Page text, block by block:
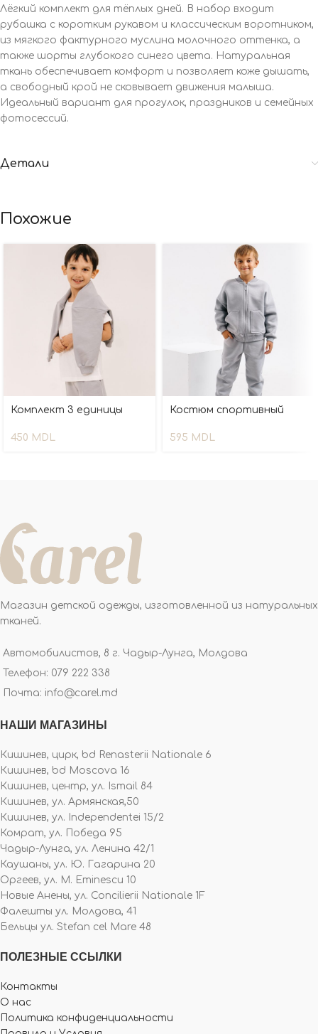
Лёгкий комплект для тёплых дней. В набор входит
рубашка с коротким рукавом и классическим воротником,
из мягкого фактурного муслина молочного оттенка, а
также шорты глубокого синего цвета. Натуральная
ткань обеспечивает комфорт и позволяет коже дышать,
а свободный крой не сковывает движения малыша.
Идеальный вариант для прогулок, праздников и семейных
фотосессий.
Детали
Похожие
Комплект 3 единицы
450 MDL
Костюм спортивный
595 MDL
Магазин детской одежды, изготовленной из натуральных
тканей.
Автомобилистов, 8 г. Чадыр-Лунга, Молдова
Телефон: 079 222 338
Почта: info@carel.md
НАШИ МАГАЗИНЫ
Кишинев, цирк, bd Renasterii Nationale 6
Кишинев, bd Moscova 16
Кишинев, центр, ул. Ismail 84
Кишинев, ул. Армянская,50
Кишинев, ул. Independentei 15/2
Комрат, ул. Победа 95
Чадыр-Лунга, ул. Ленина 42/1
Каушаны, ул. Ю. Гагарина 20
Оргеев, ул. M. Eminescu 10
Новые Анены, ул. Concilierii Nationale 1F
Фалешты ул. Молдова, 41
Бельцы ул. Stefan cel Mare 48
ПОЛЕЗНЫЕ ССЫЛКИ
Контакты
О нас
Политика конфиденциальности